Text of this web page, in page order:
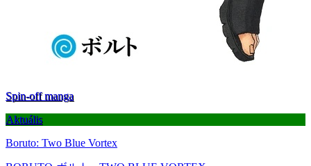
Spin-off manga
Aktuális
Boruto: Two Blue Vortex